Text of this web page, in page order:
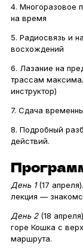
4. Многоразовое
на время
5. Радиосвязь и
восхождений
6. Лазание на
трассам
инструктор)
7. Сдача
8. Подробный
действий.
День 1(17
лекция —
День 2 (18 апреля)
горе Кошка с
маршрута.